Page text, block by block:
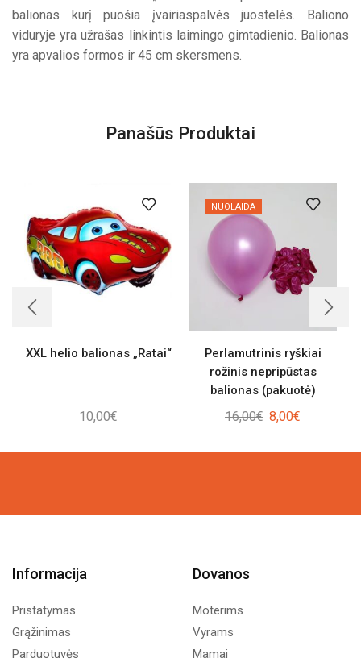
balionas kurį puošia įvairiaspalvės juostelės. Baliono
viduryje yra užrašas linkintis laimingo gimtadienio. Balionas
yra apvalios formos ir 45 cm skersmens.
Panašūs Produktai
XXL helio balionas „Ratai“
10,00€
NUOLAIDA
Perlamutrinis ryškiai
rožinis nepripūstas
balionas (pakuotė)
16,00€ Original
was:
8,00€
is:
Informacija
Pristatymas
Grąžinimas
Parduotuvės
Dovanos
Moterims
Vyrams
Mamai